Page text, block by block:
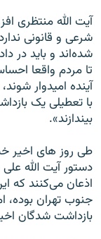
آيت الله منتظری
شرعی و قانونی
شده‌اند و بايد در
تا مردم واقعا
آينده اميدوار
با تعطيلی يک
بيندازند».
طی روز های اخیر
دستور آیت الله
اذعان می‌کنند که
جنوب تهران بوده،
بازداشت شدگان